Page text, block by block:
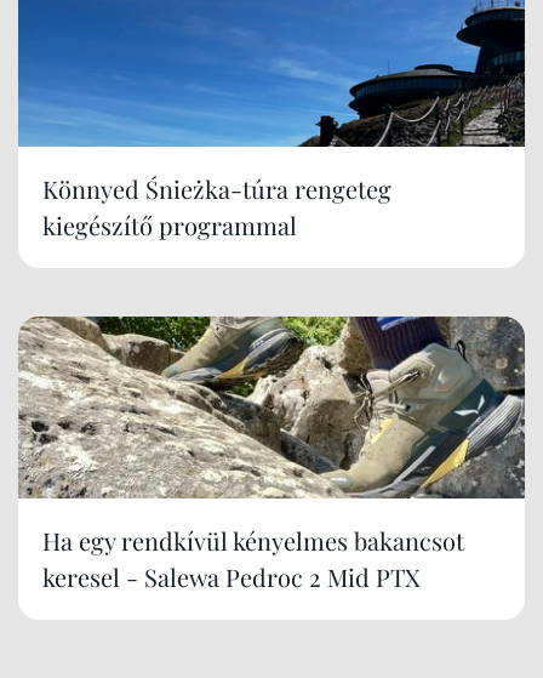
Könnyed Śnieżka-túra rengeteg
kiegészítő programmal
Ha egy rendkívül kényelmes bakancsot
keresel - Salewa Pedroc 2 Mid PTX